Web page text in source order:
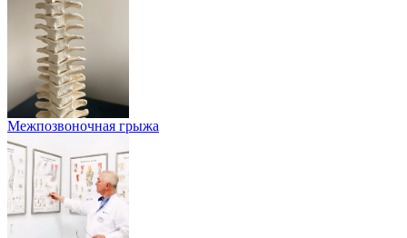
Межпозвоночная грыжа